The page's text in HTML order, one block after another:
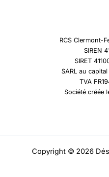
RCS Clermont-
SIREN
SIRET
SARL au
TVA
Société créée
Copyright © 2026